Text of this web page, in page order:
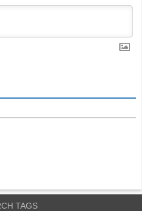
TAGS